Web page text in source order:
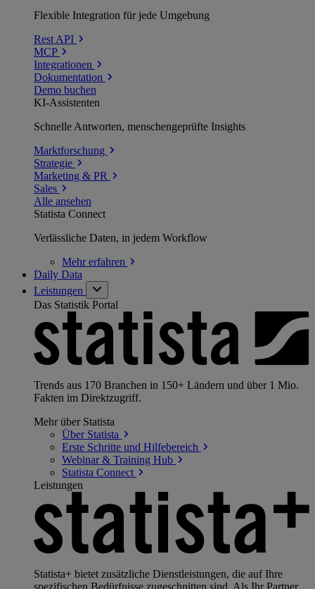
Flexible Integration für jede Umgebung
Rest API
MCP
Integrationen
Dokumentation
Demo buchen
KI-Assistenten
Schnelle Antworten, menschengeprüfte Insights
Marktforschung
Strategie
Marketing & PR
Sales
Alle ansehen
Statista Connect
Verlässliche Daten, in jedem Workflow
Mehrerfahren
Daily Data
Leistungen
Das Statistik Portal
Trends aus 170 Branchen in 150+ Ländern und über 1 Mio.
Fakten im Direktzugriff.
Mehr über Statista
Über Statista
Erste Schritte und Hilfebereich
Webinar & Training Hub
Statista Connect
Leistungen
Statista+ bietet zusätzliche Dienstleistungen, die auf Ihre
spezifischen Bedürfnisse zugeschnitten sind. Als Ihr Partner